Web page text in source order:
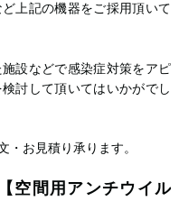
上記の機器をご採用頂いて
設などで感染症対策をアピ
討して頂いてはいかがでし
・お見積り承ります。
空間用アンチウイル